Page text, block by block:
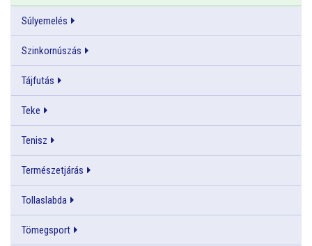
Súlyemelés
Szinkornúszás
Tájfutás
Teke
Tenisz
Természetjárás
Tollaslabda
Tömegsport